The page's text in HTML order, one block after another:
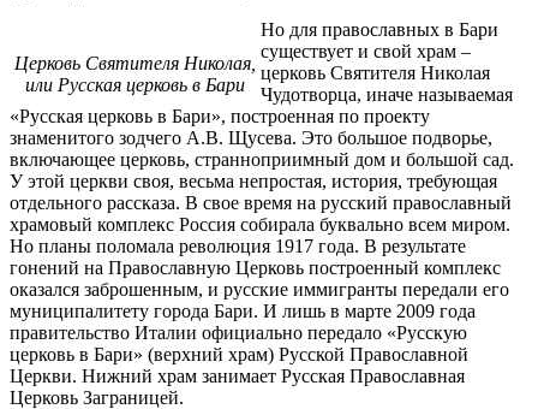
Церковь Святителя Николая,
или Русская церковь в Бари
Но для православных в Бари
существует и свой храм –
церковь Святителя Николая
Чудотворца, иначе называемая
«Русская церковь в Бари», построенная по проекту
знаменитого зодчего А.В. Щусева. Это большое подворье,
включающее церковь, странноприимный дом и большой сад.
У этой церкви своя, весьма непростая, история, требующая
отдельного рассказа. В свое время на русский православный
храмовый комплекс Россия собирала буквально всем миром.
Но планы поломала революция 1917 года. В результате
гонений на Православную Церковь построенный комплекс
оказался заброшенным, и русские иммигранты передали его
муниципалитету города Бари. И лишь в марте 2009 года
правительство Италии официально передало «Русскую
церковь в Бари» (верхний храм) Русской Православной
Церкви. Нижний храм занимает Русская Православная
Церковь Заграницей.